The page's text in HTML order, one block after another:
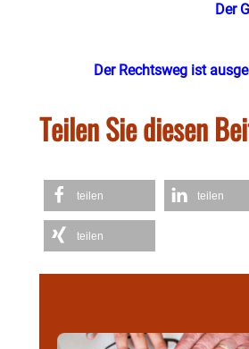
Der
Der Rechtsweg ist
Teilen Sie diesen
teilen teilen
teilen